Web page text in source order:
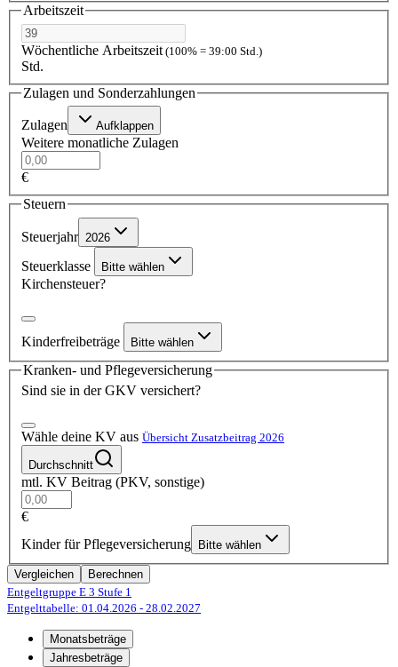
Arbeitszeit
Wöchentliche Arbeitszeit (100% = 39:00 Std.)
Std.
Zulagen und Sonderzahlungen
Zulagen Aufklappen
Weitere monatliche Zulagen
€
Steuern
Steuerjahr 2026
Steuerklasse Bitte wählen
Kirchensteuer?
Kinderfreibeträge Bitte wählen
Kranken- und Pflegeversicherung
Sind sie in der GKV versichert?
Wähle deine KV aus Übersicht Zusatzbeitrag 2026
Durchschnitt
mtl. KV Beitrag (PKV, sonstige)
€
Kinder für Pflegeversicherung
Bitte wählen
Vergleichen
Berechnen
Entgeltgruppe E 3 Stufe 1
Entgelttabelle: 01.04.2026 - 28.02.2027
Monatsbeträge
Jahresbeträge